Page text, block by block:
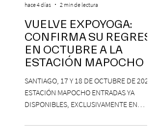
VUELVE EXPOYOGA:
CONFIRMA SU REGRESO
EN OCTUBRE A LA
ESTACIÓN MAPOCHO
SANTIAGO, 17 Y 18 DE OCTUBRE DE 2026,
ESTACIÓN MAPOCHO ENTRADAS YA
DISPONIBLES, EXCLUSIVAMENTE EN
con una edición renovada que reunirá
hace 4 días 2 min de lectura